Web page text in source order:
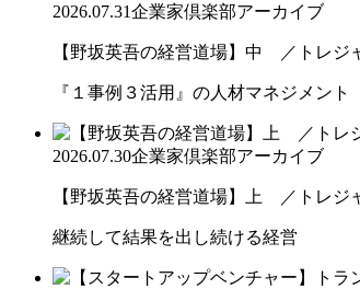
2026.07.31企業家倶楽部アーカイブ
【野坂英吾の経営道場】中 ／トレジ
『１事例３活用』の人材マネジメント
2026.07.30企業家倶楽部アーカイブ
【野坂英吾の経営道場】上 ／トレジ
継続して結果を出し続ける経営